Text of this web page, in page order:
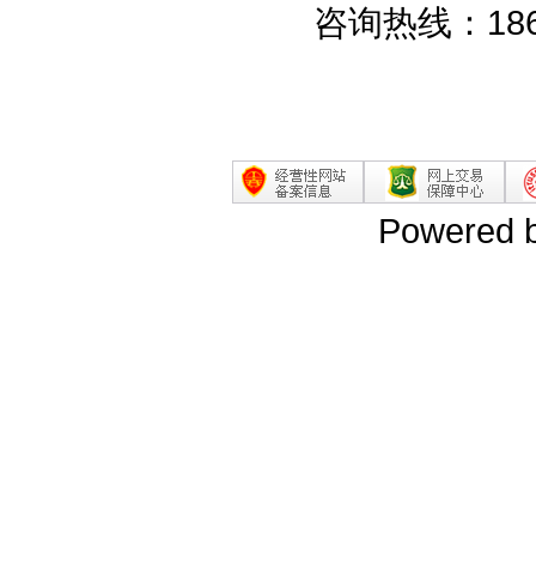
咨询热线：
Powered